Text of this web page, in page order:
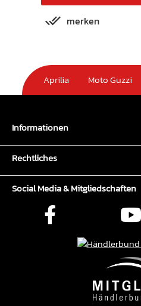
merken
Aprilia Moto Guzzi
Informationen
Rechtliches
Social Media & Mitgliedschaften